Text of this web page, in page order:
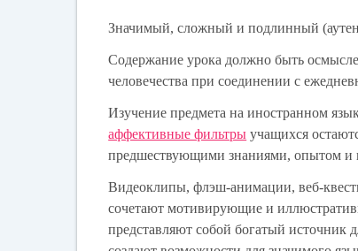
Значимый, сложный и подлинный
Содержание урока должно быть
человечества при соединении с
Изучение предмета на иностранном
аффективные фильтры учащихся
предшествующими знаниями, опытом и
Видеоклипы, флэш-анимации, веб-
сочетают мотивирующие и
представляют собой богатый источник